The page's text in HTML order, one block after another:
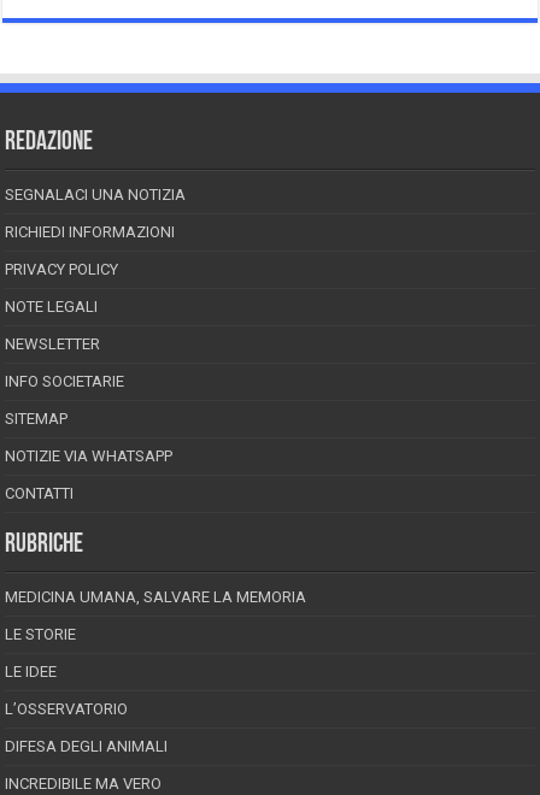
REDAZIONE
SEGNALACI UNA NOTIZIA
RICHIEDI INFORMAZIONI
PRIVACY POLICY
NOTE LEGALI
NEWSLETTER
INFO SOCIETARIE
SITEMAP
NOTIZIE VIA WHATSAPP
CONTATTI
RUBRICHE
MEDICINA UMANA, SALVARE LA MEMORIA
LE STORIE
LE IDEE
L’OSSERVATORIO
DIFESA DEGLI ANIMALI
INCREDIBILE MA VERO